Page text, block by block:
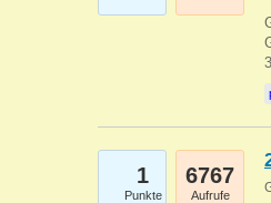
1
Punkte
6767
Aufrufe